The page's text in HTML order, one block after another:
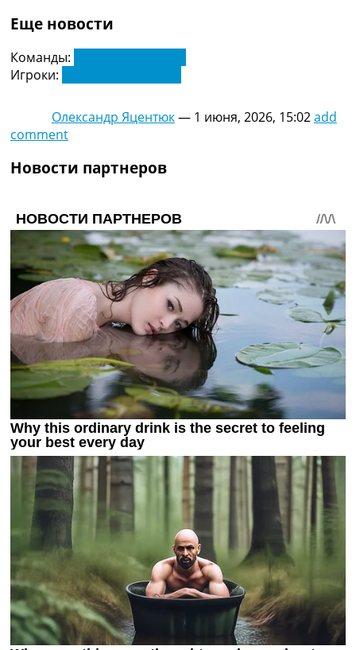
Categories
Главная
Новости футбола
Видео
Новости футбола Украины
Логин
Коллективный прогноз
Турниры
Чемпионат Мира
Украина. Премьер-Лига
Украина. Первая Лига
Лига Чемпионов
Англия. Премьер Лига
Испания. Ла Лига
Другие Турниры >>>
Таблицы
Таблицы групп Чемпионата Мира
Украина. Премьер-Лига
Украина. Первая Лига
Лига Чемпионов. Таблицы групп
Англия. Премьер-Лига
Испания. Ла Лига
Все таблицы >>>
Рейтинги
Рейтинг стран УЕФА
Рейтинг клубов УЕФА
Рейтинг ФИФА
ТВ программа
Еще новости
Команды:
Игроки:
Олександр Яцентюк— 1 июня, 2026, 15:02add
comment
Новости партнеров